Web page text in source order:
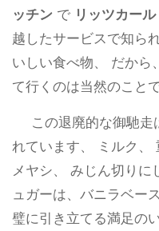
ッチン で リッツカー
越したサービスで知ら
いしい食べ物、 だから
て行くのは当然のことで
この退廃的な御馳
れています、 ミルク、
メヤシ、 みじん切りに
ュガーは、バニラベー
璧に引き立てる満足の